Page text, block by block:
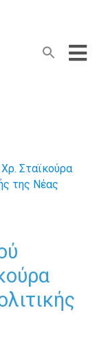
Search
for:
Search Button